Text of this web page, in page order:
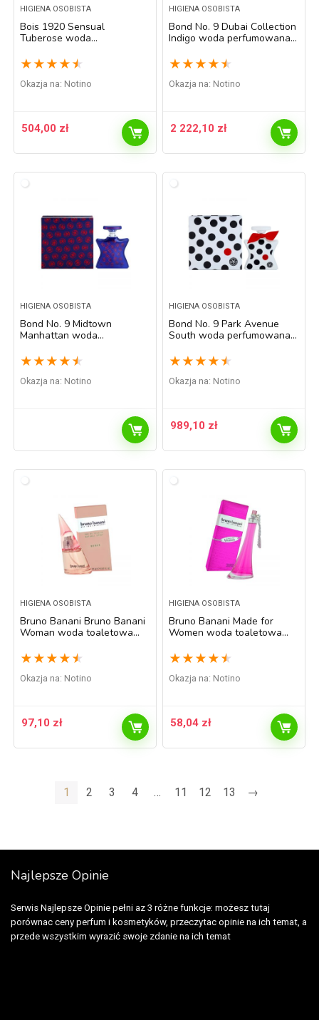
HIGIENA OSOBISTA
Bois 1920 Sensual
Tuberose woda
★ ★ ★ ★ ★
Okazja na: Notino
504,00 zł
HIGIENA OSOBISTA
Bond No. 9 Dubai Collection
Indigo woda perfumowana
★ ★ ★ ★ ★
Okazja na: Notino
2 222,10 zł
HIGIENA OSOBISTA
Bond No. 9 Midtown
Manhattan woda
★ ★ ★ ★ ★
Okazja na: Notino
HIGIENA OSOBISTA
Bond No. 9 Park Avenue
South woda perfumowana
★ ★ ★ ★ ★
Okazja na: Notino
989,10 zł
HIGIENA OSOBISTA
Bruno Banani Bruno Banani
Woman woda toaletowa
★ ★ ★ ★ ★
Okazja na: Notino
97,10 zł
HIGIENA OSOBISTA
Bruno Banani Made for
Women woda toaletowa
★ ★ ★ ★ ★
Okazja na: Notino
58,04 zł
1 2 3 4 … 11 12 13 →
Najlepsze Opinie
Serwis Najlepsze Opinie pełni az 3 różne funkcje: możesz tutaj
porównac ceny perfum i kosmetyków, przeczytac opinie na ich temat, a
przede wszystkim wyrazić swoje zdanie na ich temat